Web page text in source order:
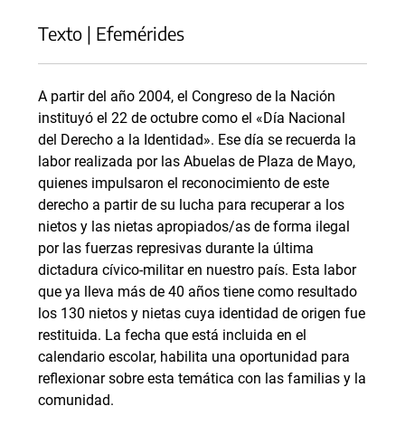
Texto | Efemérides
A partir del año 2004, el Congreso de la Nación
instituyó el 22 de octubre como el «Día Nacional
del Derecho a la Identidad». Ese día se recuerda la
labor realizada por las Abuelas de Plaza de Mayo,
quienes impulsaron el reconocimiento de este
derecho a partir de su lucha para recuperar a los
nietos y las nietas apropiados/as de forma ilegal
por las fuerzas represivas durante la última
dictadura cívico-militar en nuestro país. Esta labor
que ya lleva más de 40 años tiene como resultado
los 130 nietos y nietas cuya identidad de origen fue
restituida. La fecha que está incluida en el
calendario escolar, habilita una oportunidad para
reflexionar sobre esta temática con las familias y la
comunidad.